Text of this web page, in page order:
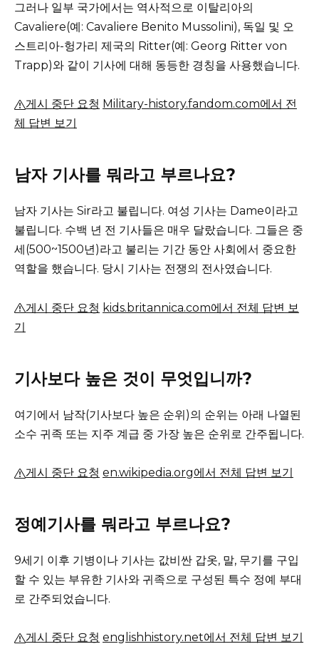
그러나 일부 국가에서는 역사적으로 이탈리아의
Cavaliere(예: Cavaliere Benito Mussolini), 독일 및 오
스트리아-헝가리 제국의 Ritter(예: Georg Ritter von
Trapp)와 같이 기사에 대해 동등한 경칭을 사용했습니다.
게시 중단 요청 Military-history.fandom.com에서 전
체 답변 보기
남자 기사를 뭐라고 부르나요?
남자 기사는 Sir라고 불립니다. 여성 기사는 Dame이라고
불립니다. 수백 년 전 기사들은 매우 달랐습니다. 그들은 중
세(500~1500년)라고 불리는 기간 동안 사회에서 중요한
역할을 했습니다. 당시 기사는 전쟁의 전사였습니다.
게시 중단 요청 kids.britannica.com에서 전체 답변 보
기
기사보다 높은 것이 무엇입니까?
여기에서 남작(기사보다 높은 순위)의 순위는 아래 나열된
소수 귀족 또는 지주 계급 중 가장 높은 순위로 간주됩니다.
게시 중단 요청 en.wikipedia.org에서 전체 답변 보기
정예기사를 뭐라고 부르나요?
9세기 이후 기병이나 기사는 값비싼 갑옷, 말, 무기를 구입
할 수 있는 부유한 기사와 귀족으로 구성된 특수 정예 부대
로 간주되었습니다.
게시 중단 요청 englishhistory.net에서 전체 답변 보기